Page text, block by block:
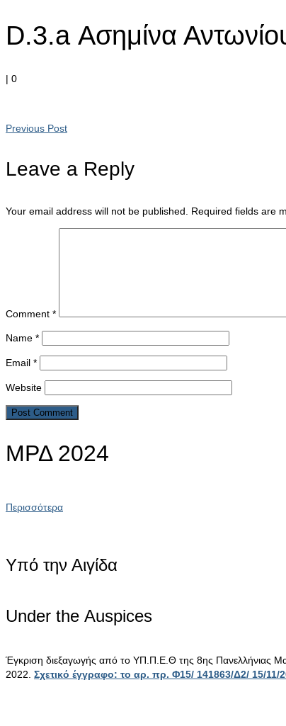
D.3.a Ασημίνα
| 0
Previous Post
Leave a Reply
Your email address will not be published. Required fields are
Comment *
Name *
Email *
Website
ΜΡΔ 2024
Περισσότερα
Υπό την Αιγίδα
Under the Αuspices
Έγκριση διεξαγωγής από το ΥΠ.Π.Ε.Θ της 8ης Πανελλήνιας
2022. Σχετικό έγγραφο: το αρ. πρ. Φ15/ 141863/Δ2/ 15/11/